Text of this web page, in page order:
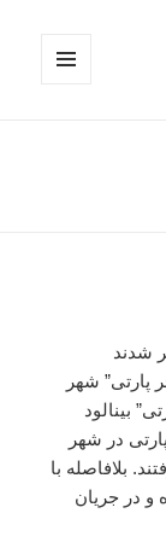
شدند
پارتی” شهر
بینالود
در شهر
بلافاصله با
در جریان